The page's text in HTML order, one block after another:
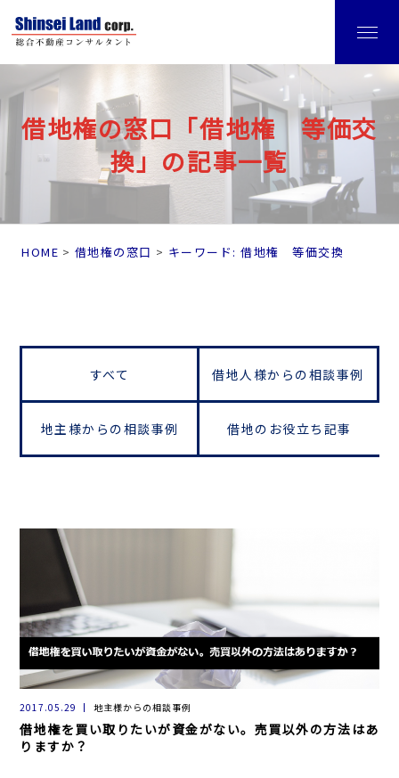
借地権の窓口「借地権 等価交
換」の記事一覧
HOME 借地権の窓口 キーワード: 借地権 等価交換
すべて 借地人様からの相談事例
地主様からの相談事例 借地のお役立ち記事
2017.05.29 地主様からの相談事例
借地権を買い取りたいが資金がない。売買以外の方法はあ
りますか？